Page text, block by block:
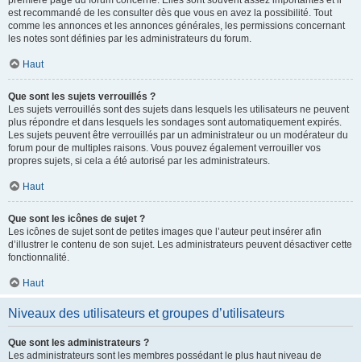
est recommandé de les consulter dès que vous en avez la possibilité. Tout
comme les annonces et les annonces générales, les permissions concernant
les notes sont définies par les administrateurs du forum.
Haut
Que sont les sujets verrouillés ?
Les sujets verrouillés sont des sujets dans lesquels les utilisateurs ne peuvent
plus répondre et dans lesquels les sondages sont automatiquement expirés.
Les sujets peuvent être verrouillés par un administrateur ou un modérateur du
forum pour de multiples raisons. Vous pouvez également verrouiller vos
propres sujets, si cela a été autorisé par les administrateurs.
Haut
Que sont les icônes de sujet ?
Les icônes de sujet sont de petites images que l’auteur peut insérer afin
d’illustrer le contenu de son sujet. Les administrateurs peuvent désactiver cette
fonctionnalité.
Haut
Niveaux des utilisateurs et groupes d’utilisateurs
Que sont les administrateurs ?
Les administrateurs sont les membres possédant le plus haut niveau de